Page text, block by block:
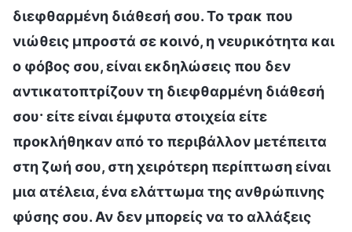
διεφθαρμένη διάθεσή σου. Το τρακ που
νιώθεις μπροστά σε κοινό, η νευρικότητα και
ο φόβος σου, είναι εκδηλώσεις που δεν
αντικατοπτρίζουν τη διεφθαρμένη διάθεσή
σου· είτε είναι έμφυτα στοιχεία είτε
προκλήθηκαν από το περιβάλλον μετέπειτα
στη ζωή σου, στη χειρότερη περίπτωση είναι
μια ατέλεια, ένα ελάττωμα της ανθρώπινης
φύσης σου. Αν δεν μπορείς να το αλλάξεις